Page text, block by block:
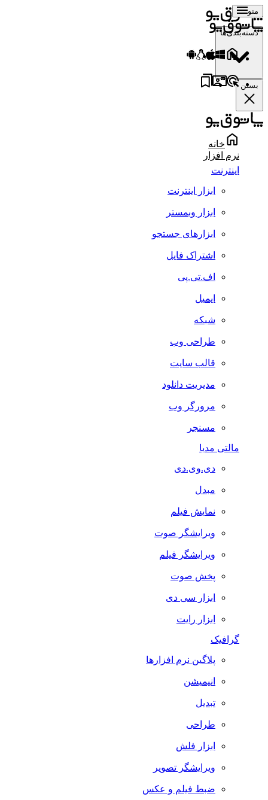
منو
دسته‌بندی‌ها
بستن
خانه
نرم افزار
اینترنت
ابزار اینترنت
ابزار وبمستر
ابزارهای جستجو
اشتراک فایل
اف.تی.پی
ایمیل
شبکه
طراحی وب
قالب سایت
مدیریت دانلود
مرورگر وب
مسنجر
مالتی مدیا
دی.وی.دی
مبدل
نمایش فیلم
ویرایشگر صوت
ویرایشگر فیلم
پخش صوت
ابزار سی دی
ابزار رایت
گرافیک
پلاگین نرم افزارها
انیمیشن
تبدیل
طراحی
ابزار فلش
ویرایشگر تصویر
ضبط فيلم و عكس